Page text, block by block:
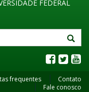
LegislaçãoFEDERAL
frequentes
Contato
Fale conosco